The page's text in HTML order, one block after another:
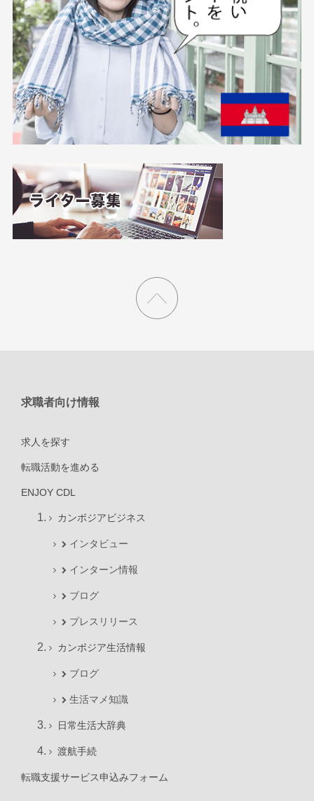
求職者向け情報
求人を探す
転職活動を進める
ENJOY CDL
カンボジアビジネス
インタビュー
インターン情報
ブログ
プレスリリース
カンボジア生活情報
ブログ
生活マメ知識
日常生活大辞典
渡航手続
転職支援サービス申込みフォーム